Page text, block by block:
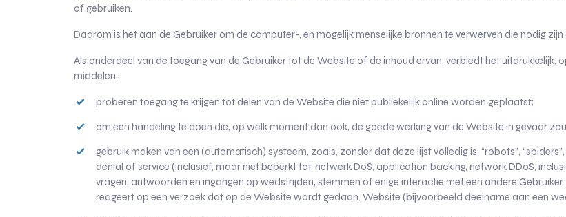
of gebruiken.
Daarom is het aan de Gebruiker om de computer-, en mogelijk menselijke bronnen te verwerven die nodig
Als onderdeel van de toegang van de Gebruiker tot de Website of de inhoud ervan, verbiedt het uitdrukkelijk,
middelen:
proberen toegang te krijgen tot delen van de Website die niet publiekelijk online worden geplaatst;
om een ​​handeling te doen die, op welk moment dan ook, de goede werking van de Website in gevaar
gebruik maken van een (automatisch) systeem, zoals, zonder dat deze lijst volledig is, “robots”,
denial of service (inclusief, maar niet beperkt tot, netwerk DoS, application backing, network DDoS,
vragen, antwoorden en ingangen op wedstrijden, stemmen of enige interactie met een andere
reageert op een verzoek dat op de Website wordt gedaan. Website (bijvoorbeeld deelname aan een